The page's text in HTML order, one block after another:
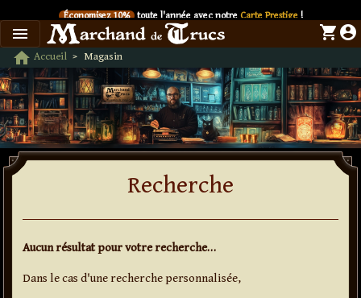
Économisez 10% toute l'année avec notre Carte Prestige!
SIX Le nouveau livre deDani DaOrtiz en précommande
Économisez 10%
SIX Le nouveau livre deDani DaOrtiz en précommande
Économisez 10% toute l'année avec notreCarte Prestige!
SIX
Le nouveau livre deDani DaOrtiz en précommande
Économisez 10% toute l'année avec notreCarte Prestige!
SIX Le nouveau livre deDani DaOrtiz en précommande
Économisez 10% toute l'année avec notreCarte Prestige!
Le nouveau livre de Dani DaOrtiz en précommande
shopping_cart account_circle
menu
home Accueil Magasin
Retour à l'accueil
Recherche
Aucun résultat pour votre recherche…
Dans le cas d'une recherche personnalisée,